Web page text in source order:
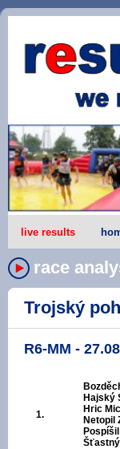
live results
race
Trojský
R6-MM -
1.
Hajský
Hric
Netopil